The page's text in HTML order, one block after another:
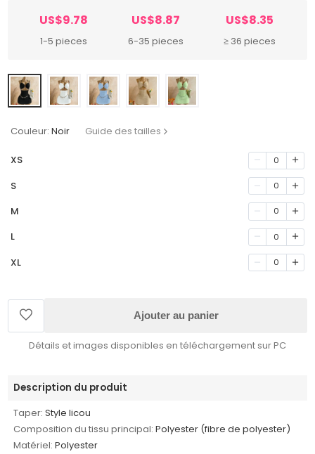
US$9.78
1-5 pieces
US$8.87
6-35 pieces
US$8.35
≥ 36 pieces
Couleur: Noir Guide des tailles
XS 0
S 0
M 0
L 0
XL 0
Ajouter au panier
Détails et images disponibles en téléchargement sur PC
Description du produit
Taper: Style licou
Composition du tissu principal: Polyester (fibre de polyester)
Matériel: Polyester